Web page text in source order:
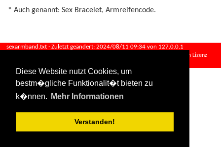
Diese Website nutzt Cookies, um
bestm�gliche Funktionalit�t bieten zu
k�nnen.
Mehr Informationen
Verstanden!
* Auch genannt: Sex Bracelet, Armreifencode.
sexarmband.txt · Zuletzt geändert: 2024/08/11 09:34 von 127.0.0.1
Falls nicht anders bezeichnet, ist der Inhalt dieses Wikis unter der folgenden Lizenz